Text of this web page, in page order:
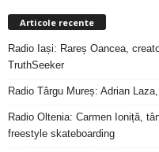
Articole recente
Radio Iași: Rareș Oancea,
TruthSeeker
Radio Târgu Mureș: Adrian
Radio Oltenia: Carmen Ioniță,
freestyle skateboarding